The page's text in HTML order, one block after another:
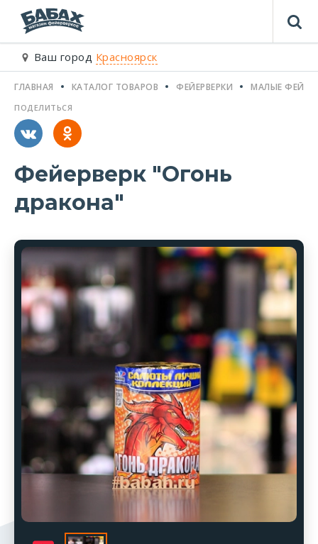
Ваш город Красноярск
ГЛАВНАЯ КАТАЛОГ ТОВАРОВ ФЕЙЕРВЕРКИ МАЛЫЕ
Фейерверк "Огонь
дракона"
ПОДЕЛИТЬСЯ